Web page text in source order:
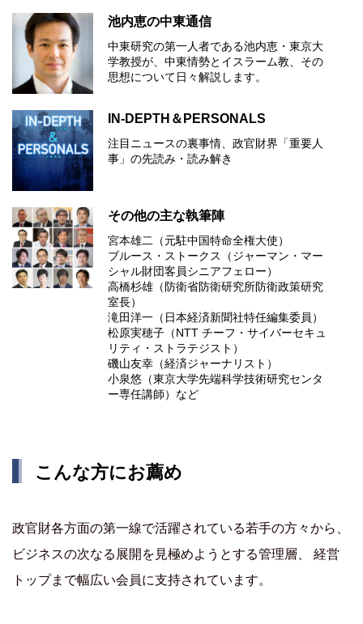
池内恵の中東通信
中東研究の第⼀⼈者である池内恵・東京⼤
学教授が、中東情勢とイスラーム教、その
思想について⽇々解説します。
IN-DEPTH＆PERSONALS
注目ニュースの裏事情、政官財界「重要人
事」の先読み・読み解き
その他の主な執筆陣
宮本雄二（元駐中国特命全権大使）
ブルース・ストークス（ジャーマン・マー
シャル財団客員シニアフェロー）
高橋杉雄（防衛省防衛研究所防衛政策研究
室長）
滝田洋一（日本経済新聞社特任編集委員）
松原実穂子（NTT チーフ・サイバーセキュ
リティ・ストラテジスト）
磯山友幸（経済ジャーナリスト）
小泉悠（東京大学先端科学技術研究センタ
ー専任講師）など
こんな方にお薦め
政官財各方面の第一線で活躍されている若手の方々から、
ビジネスの次なる展開を見極めようとする管理層、 経営
トップまで幅広い会員に支持されています。